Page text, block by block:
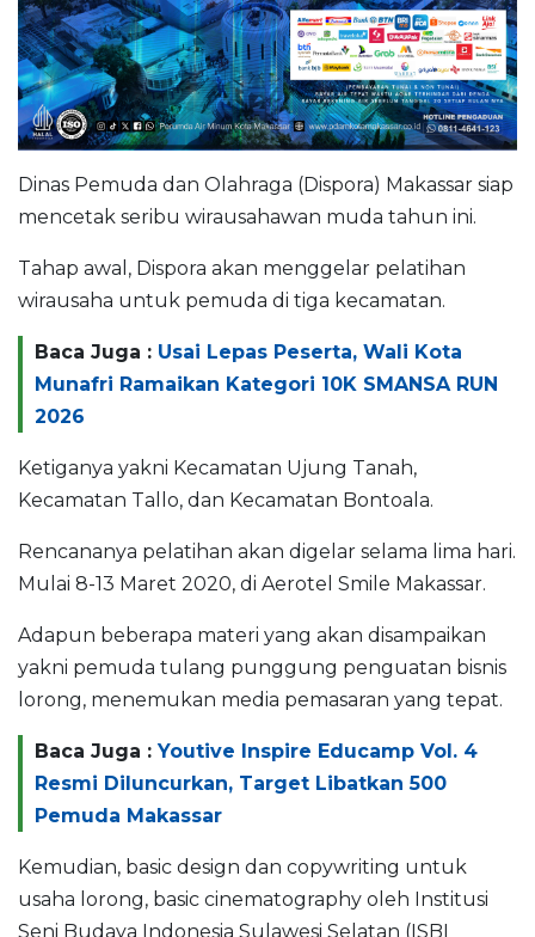
Dinas Pemuda dan Olahraga (Dispora) Makassar siap
mencetak seribu wirausahawan muda tahun ini.
Tahap awal, Dispora akan menggelar pelatihan
wirausaha untuk pemuda di tiga kecamatan.
Baca Juga : Usai Lepas Peserta, Wali Kota
Munafri Ramaikan Kategori 10K SMANSA RUN
2026
Ketiganya yakni Kecamatan Ujung Tanah,
Kecamatan Tallo, dan Kecamatan Bontoala.
Rencananya pelatihan akan digelar selama lima hari.
Mulai 8-13 Maret 2020, di Aerotel Smile Makassar.
Adapun beberapa materi yang akan disampaikan
yakni pemuda tulang punggung penguatan bisnis
lorong, menemukan media pemasaran yang tepat.
Baca Juga :Youtive Inspire Educamp Vol. 4
Resmi Diluncurkan, Target Libatkan 500
Pemuda Makassar
Kemudian, basic design dan copywriting untuk
usaha lorong, basic cinematography oleh Institusi
Seni Budaya Indonesia Sulawesi Selatan (ISBI